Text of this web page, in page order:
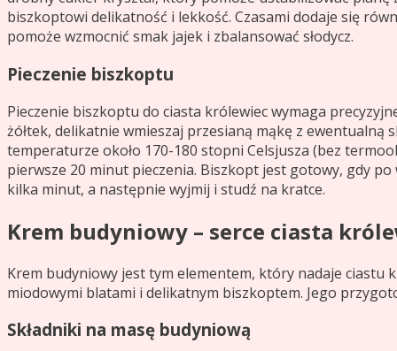
biszkoptowi delikatność i lekkość. Czasami dodaje się
pomoże wzmocnić smak jajek i zbalansować słodycz.
Pieczenie biszkoptu
Pieczenie biszkoptu do ciasta królewiec wymaga
żółtek, delikatnie wmieszaj przesianą mąkę z
temperaturze około 170-180 stopni Celsjusza (bez
pierwsze 20 minut pieczenia. Biszkopt jest gotowy, gdy
kilka minut, a następnie wyjmij i studź na kratce.
Krem budyniowy – serce ciasta
Krem budyniowy jest tym elementem, który nadaje ciastu
miodowymi blatami i delikatnym biszkoptem. Jego
Składniki na masę budyniową